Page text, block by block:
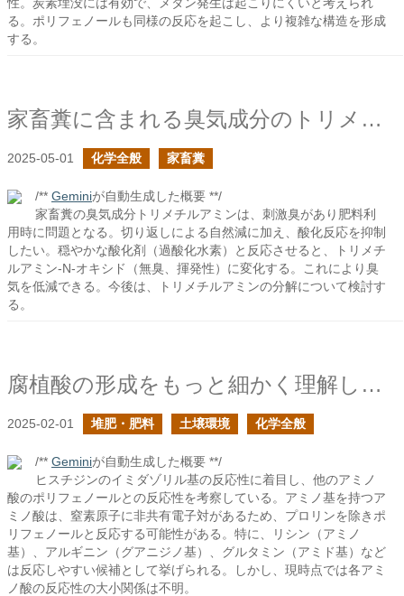
る。ポリフェノールも同様の反応を起こし、より複雑な構造を形成
する。
家畜糞に含まれる臭気成分のトリメチルアミンの酸化
2025-05-01 化学全般 家畜糞
/** Geminiが自動生成した概要 **/
家畜糞の臭気成分トリメチルアミンは、刺激臭があり肥料利
用時に問題となる。切り返しによる自然減に加え、酸化反応を抑制
したい。穏やかな酸化剤（過酸化水素）と反応させると、トリメチ
ルアミン-N-オキシド（無臭、揮発性）に変化する。これにより臭
気を低減できる。今後は、トリメチルアミンの分解について検討す
る。
腐植酸の形成をもっと細かく理解したい４
2025-02-01 堆肥・肥料 土壌環境 化学全般
/** Geminiが自動生成した概要 **/
ヒスチジンのイミダゾリル基の反応性に着目し、他のアミノ
酸のポリフェノールとの反応性を考察している。アミノ基を持つア
ミノ酸は、窒素原子に非共有電子対があるため、プロリンを除きポ
リフェノールと反応する可能性がある。特に、リシン（アミノ
基）、アルギニン（グアニジノ基）、グルタミン（アミド基）など
は反応しやすい候補として挙げられる。しかし、現時点では各アミ
ノ酸の反応性の大小関係は不明。